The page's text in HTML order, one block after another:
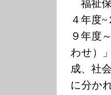
福祉保
４年度
９年度
わせ）
成、社
に分か